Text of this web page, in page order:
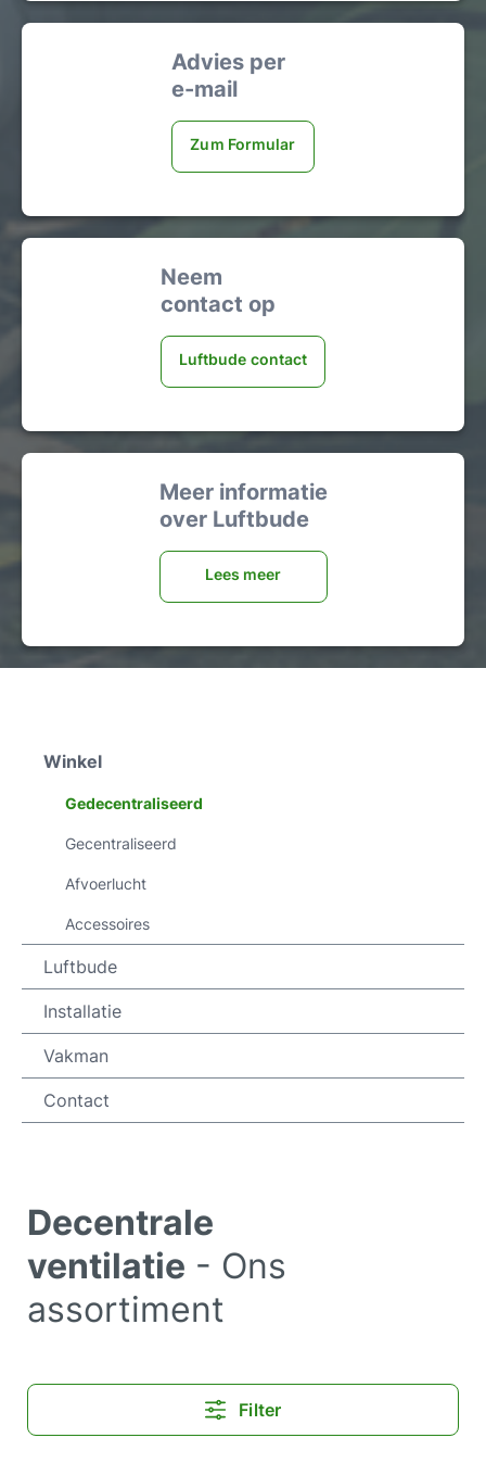
Advies per
e-mail
Zum Formular
Neem
contact op
Luftbude contact
Meer informatie
over Luftbude
Lees meer
Winkel
Gedecentraliseerd
Gecentraliseerd
Afvoerlucht
Accessoires
Luftbude
Installatie
Vakman
Contact
Decentrale
ventilatie - Ons
assortiment
Filter